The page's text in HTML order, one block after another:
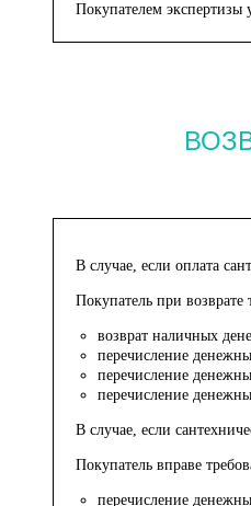
Покупателем экспертизы
В случае, если оплата
Покупатель при возврате
возврат наличных
перечисление
перечисление
перечисление
В случае, если
Покупатель вправе
перечисление